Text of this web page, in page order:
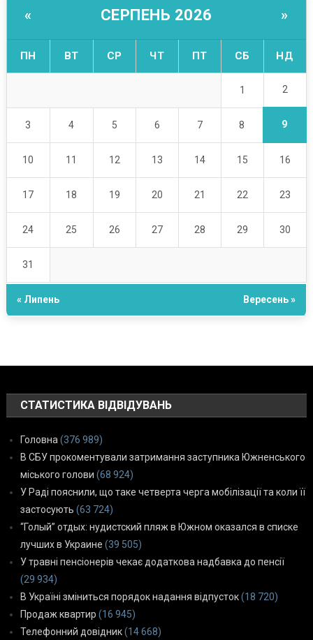
« СЕРПЕНЬ 2026 »
ПН ВТ СР ЧТ ПТ СБ НД
1 2
3 4 5 6 7 8 9
10 11 12 13 14 15 16
17 18 19 20 21 22 23
24 25 26 27 28 29 30
31
« Липень Вересень »
СТАТИСТИКА ВІДВІДУВАНЬ
Головна (376 989)
В СБУ прокоментували затримання заступника Южненського
міського голови (68 924)
У Раді пояснили, що таке четверта черга мобілізації та коли її
застосують (63 724)
“Голый” отдых: нудистский пляж в Южном оказался в списке
лучших в Украине (39 505)
У травні пенсіонерів чекає додаткова надбавка до пенсії
(29 934)
В Україні зміниться порядок надання відпусток(18 720)
Продаж квартир (16 945)
Телефонний довідник(14 668)